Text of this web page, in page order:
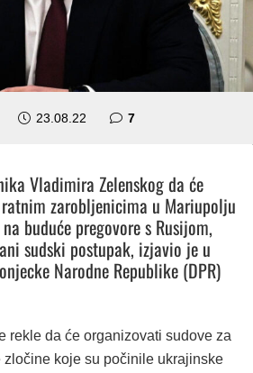
23.08.22 7komentara
Vladimira Zelenskog da će
zarobljenicima u Mariupolju
buduće pregovore s Rusijom,
sudski postupak, izjavio je u
Narodne Republike (DPR)
rekle da će organizovati sudove za
zločine koje su počinile ukrajinske